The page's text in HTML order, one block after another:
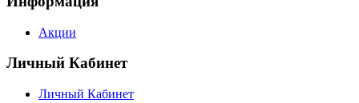
Акции
Личный Кабинет
Личный Кабинет